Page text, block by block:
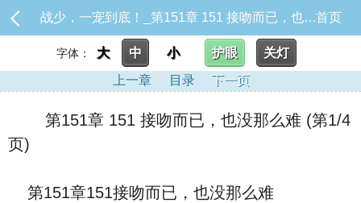
战少，一宠到底！_第151章 151 接吻而已，也没那么难首页
字体： 大 中 小 护眼
关灯
上一章
目录 下一页
第151章 151 接吻而已，也没那么难 (第1/4
页)
第151章151接吻而已，也没那么难